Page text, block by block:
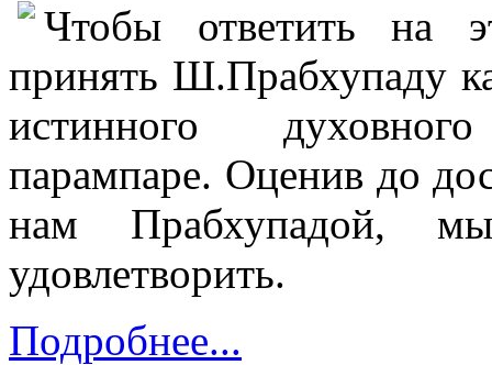
Чтобы ответить на
принять Ш.Прабхупаду
истинного
парампаре. Оценив до
нам Прабхупадой,
удовлетворить.
Подробнее...